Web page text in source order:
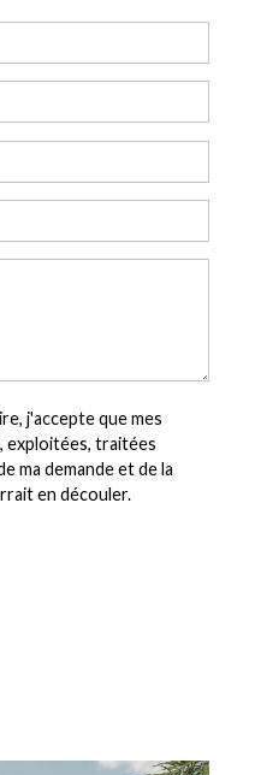
j'accepte que mes
exploitées, traitées
ma demande et de la
en découler.